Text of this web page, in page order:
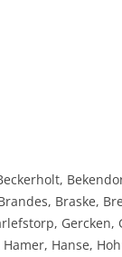
Braske,
Gercken,
Hanse,